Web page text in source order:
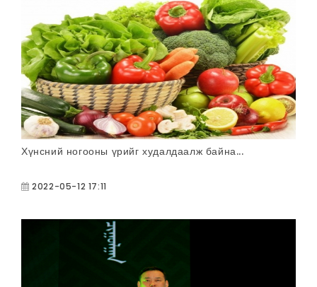
Хүнсний ногооны үрийг худалдаалж байна...
2022-05-12 17:11